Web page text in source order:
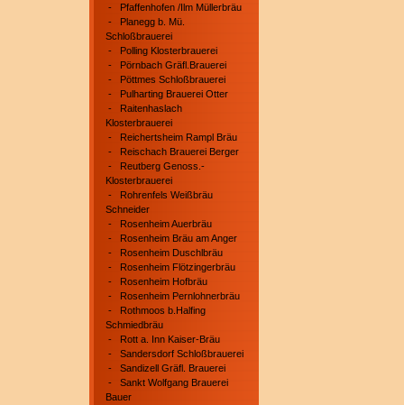
- Pfaffenhofen /Ilm Müllerbräu
- Planegg b. Mü.
Schloßbrauerei
- Polling Klosterbrauerei
- Pörnbach Gräfl.Brauerei
- Pöttmes Schloßbrauerei
- Pulharting Brauerei Otter
- Raitenhaslach
Klosterbrauerei
- Reichertsheim Rampl Bräu
- Reischach Brauerei Berger
- Reutberg Genoss.-
Klosterbrauerei
- Rohrenfels Weißbräu
Schneider
- Rosenheim Auerbräu
- Rosenheim Bräu am Anger
- Rosenheim Duschlbräu
- Rosenheim Flötzingerbräu
- Rosenheim Hofbräu
- Rosenheim Pernlohnerbräu
- Rothmoos b.Halfing
Schmiedbräu
- Rott a. Inn Kaiser-Bräu
- Sandersdorf Schloßbrauerei
- Sandizell Gräfl. Brauerei
- Sankt Wolfgang Brauerei
Bauer